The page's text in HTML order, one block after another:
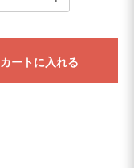
カートに入れる